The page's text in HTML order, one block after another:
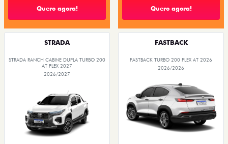
Quero agora! Quero agora!
STRADA
STRADA RANCH CABINE DUPLA TURBO 200
AT FLEX 2027
2026/2027
FASTBACK
FASTBACK TURBO 200 FLEX AT 2026
2026/2026